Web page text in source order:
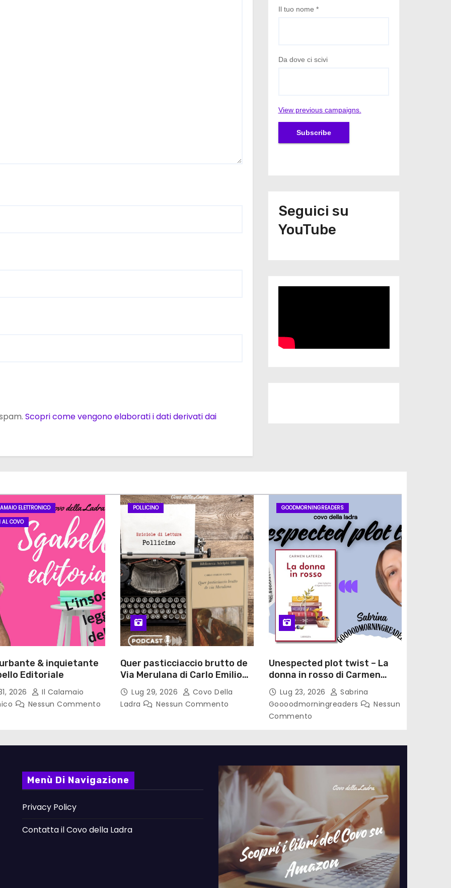
Scopri come vengono elaborati i dati derivati dai
Il tuo nome *
Da dove ci scivi
View previous campaigns.
Seguici su
YouTube
ELETTRONICO
AL COVO
& inquietante
Editoriale
2026
Il Calamaio
Nessun Commento
POLLICINO
Quer pasticciaccio brutto de
Via Merulana di Carlo Emilio
Gadda – Pollicino. Briciole di
lettura
Lug 29, 2026
Covo Della
Ladra
Nessun Commento
GOODMORNINGREADERS
Unespected plot twist – La
donna in rosso di Carmen
Laterza
Lug 23, 2026
Sabrina
Goooodmorningreaders
Nessun
Commento
Menù Di Navigazione
Privacy Policy
Contatta il Covo della Ladra